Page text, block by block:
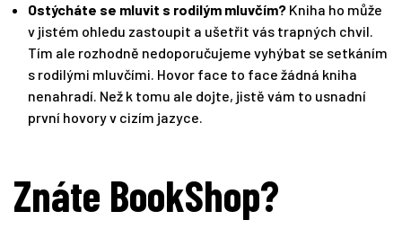
Ostýcháte se mluvit s rodilým mluvčím? Kniha ho může
v jistém ohledu zastoupit a ušetřit vás trapných chvil.
Tím ale rozhodně nedoporučujeme vyhýbat se setkáním
s rodilými mluvčími. Hovor face to face žádná kniha
nenahradí. Než k tomu ale dojte, jistě vám to usnadní
první hovory v cizím jazyce.
Znáte BookShop?